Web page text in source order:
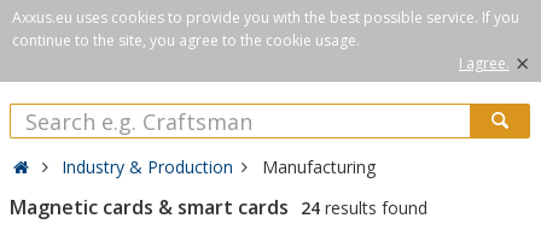
Axxus.eu uses cookies to provide you with the best possible service. If you
continue to the site, you agree to the cookie usage.
I agree. ×
Industry & Production Manufacturing
Magnetic cards & smart cards 24 results found